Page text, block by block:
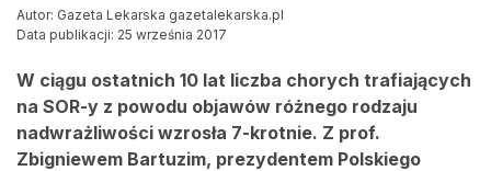
Autor: Gazeta Lekarska gazetalekarska.pl
Data publikacji: 25 września 2017
W ciągu ostatnich 10 lat liczba chorych trafiających
na SOR-y z powodu objawów różnego rodzaju
nadwrażliwości wzrosła 7-krotnie. Z prof.
Zbigniewem Bartuzim, prezydentem Polskiego